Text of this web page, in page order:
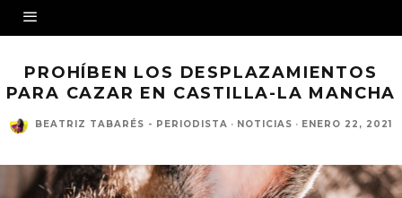
PROHÍBEN LOS DESPLAZAMIENTOS
PARA CAZAR EN CASTILLA-LA MANCHA
BEATRIZ TABARÉS - PERIODISTA · NOTICIAS · ENERO 22, 2021